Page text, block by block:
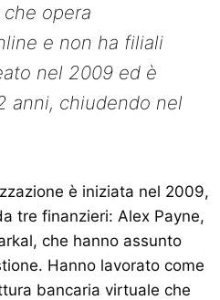
opera
e non ha filiali
nel 2009 ed è
anni, chiudendo nel
è iniziata nel 2009,
tre finanzieri: Alex Payne,
che hanno assunto
Hanno lavorato come
bancaria virtuale che